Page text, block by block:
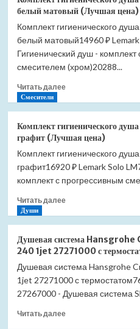
гигиенического
душа
Lemark
Solo
LM7166BL
черный
матовый
(Лучшая
белый матовый (Лучшая цена)
Комплект гигиенического
белый матовый14960 ₽
Гигиенический душ -
смесителем (хром)20288...
Читать далееПрочитать
гигиенического
душа
Lemark
Solo
LM7165MW
матовый
цена)
Смесители
Комплект гигиенического
графит (Лучшая цена)
Комплект гигиенического
графит16920 ₽ Lemark Solo
комплект с прогрессивным
Читать далееПрочитать
гигиенического
душа
Lemark
Solo
LM7165GM
(Лучшая
Души
Душевая система
240 1jet 27271000 с
Душевая система Hansgrohe
1jet 27271000 с
27267000 - Душевая система
Читать далееПрочитать